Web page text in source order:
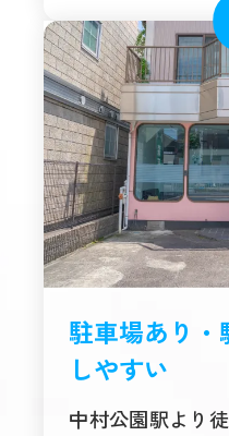
駐車場あり・
しやすい
中村公園駅より